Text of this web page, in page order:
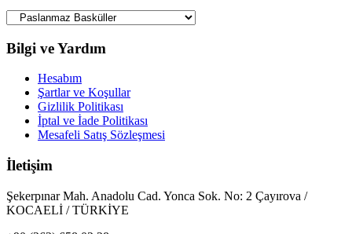
Bilgi ve Yardım
Hesabım
Şartlar ve Koşullar
Gizlilik Politikası
İptal ve İade Politikası
Mesafeli Satış Sözleşmesi
İletişim
Şekerpınar Mah. Anadolu Cad. Yonca Sok. No: 2 Çayırova /
KOCAELİ / TÜRKİYE